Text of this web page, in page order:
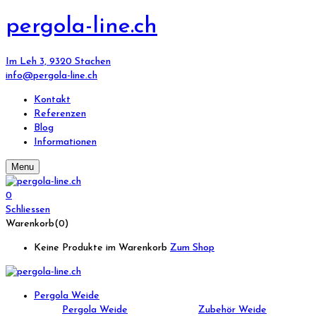
pergola-line.ch
Im Leh 3, 9320 Stachen
info@pergola-line.ch
Kontakt
Referenzen
Blog
Informationen
Menu
0
Schliessen
Warenkorb(0)
Keine Produkte im Warenkorb Zum Shop
Pergola Weide
Pergola Weide
Zubehör Weide